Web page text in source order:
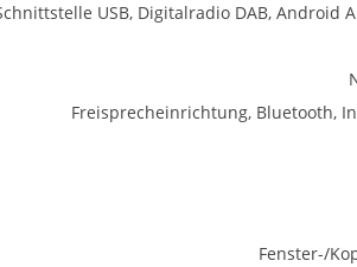
USB, Digitalradio DAB, Android
Freisprecheinrichtung, Bluetooth,
Fenster-/